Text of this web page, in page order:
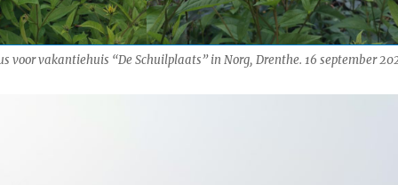
voor vakantiehuis “De Schuilplaats” in Norg, Drenthe. 16 september